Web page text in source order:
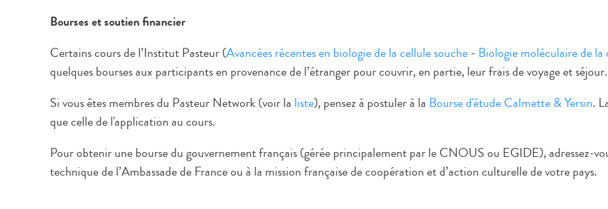
Bourses et soutien financier
Certains cours de l’Institut Pasteur (Avancées récentes en biologie de la cellule souche- Biologie moléculaire de la
quelques bourses aux participants en provenance de l’étranger pour couvrir, en partie, leur frais de voyage et séjour.
Si vous êtes membres du Pasteur Network (voir la liste), pensez à postuler à la Bourse d'étude Calmette & Yersin.
que celle de l'application au cours.
Pour obtenir une bourse du gouvernement français (gérée principalement par le CNOUS ou EGIDE), adressez-
technique de l’Ambassade de France ou à la mission française de coopération et d’action culturelle de votre pays.